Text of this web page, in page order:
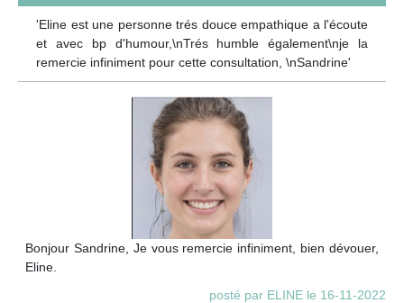
'Eline est une personne trés douce empathique a l'écoute
et avec bp d'humour,\nTrés humble également\nje la
remercie infiniment pour cette consultation, \nSandrine'
Bonjour Sandrine, Je vous remercie infiniment, bien dévouer,
Eline.
posté par ELINE le 16-11-2022